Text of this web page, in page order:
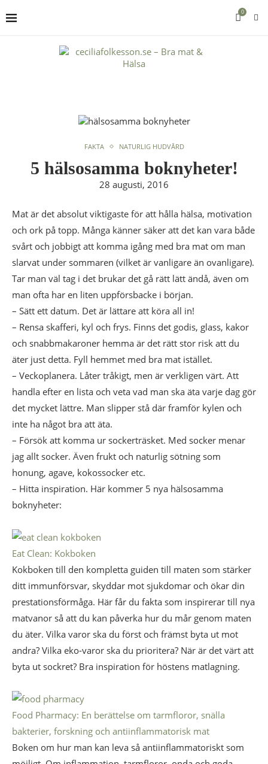
0
FAKTA NATURLIG HUDVÅRD
5 hälsosamma boknyheter!
28 augusti, 2016
Mat är det absolut viktigaste för att hålla hälsa, motivation
och ork på topp. Många känner säker att det kan vara både
svårt och jobbigt att komma igång med bra mat om man
slarvat under sommaren (vilket är vanligare än ovanligare).
Tar man väl tag i det brukar det gå rätt lätt ändå, även om
man ofta har en liten uppförsbacke i början.
– Sätt ett datum. Det är lättare att köra all in!
– Rensa skafferi, kyl och frys. Finns det godis, glass, kakor
och snabbmakaroner hemma är det rätt stor risk att du
äter just detta. Fyll hemmet med bra mat istället.
– Veckoplanera. Låter tråkigt, men är verkligen värt. Att
handla efter en lista och veta vad man ska äta varje dag gör
det mycket lättre. Man slipper stå där framför kylen och
inte ha något bra att äta.
– Försök att komma ur sockerträsket. Med socker menar
jag allt socker. Även frukt och naturlig sötning som
honung, agave, kokossocker etc.
– Hitta inspiration. Här kommer 5 nya hälsosamma
boknyheter:
Eat Clean: Kokboken
Kokboken till den kompletta guiden till maten som stärker
ditt immunförsvar, skyddar mot sjukdomar och ökar din
prestationsförmåga. Här får du fakta som inspirerar till nya
matvanor så att du kan påverka hur du mår genom maten
du äter. Vilka varor ska du först och främst byta ut mot
andra? Vilka eko-varor ska du prioritera? När är det värt att
byta ut sockret? Bra inspiration för höstens matlagning.
Food Pharmacy: En berättelse om tarmfloror, snälla
bakterier, forskning och antiinflammatorisk mat
Boken om hur man kan leva så antiinflammatoriskt som